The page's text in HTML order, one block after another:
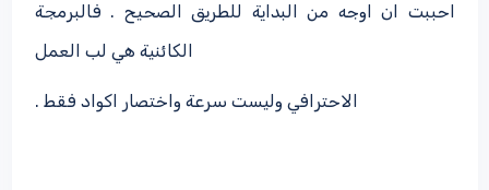
احببت ان اوجه من البداية للطريق الصحيح . فالبرمجة
الكائنية هي لب العمل
الاحترافي وليست سرعة واختصار اكواد فقط .